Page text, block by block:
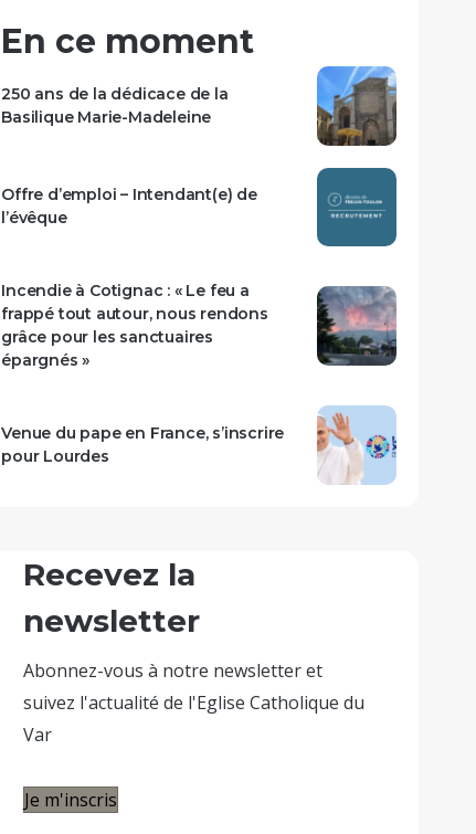
En ce moment
250 ans de la dédicace de la
Basilique Marie-Madeleine
Offre d’emploi – Intendant(e) de
l’évêque
Incendie à Cotignac : « Le feu a
frappé tout autour, nous rendons
grâce pour les sanctuaires
épargnés »
Venue du pape en France, s’inscrire
pour Lourdes
Recevez la
newsletter
Abonnez-vous à notre newsletter et
suivez l'actualité de l'Eglise Catholique du
Var
Je m'inscris